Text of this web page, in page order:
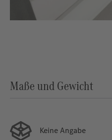
Maße und Gewicht
Keine Angabe